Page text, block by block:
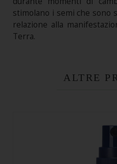
stimolano i semi che sono
relazione alla
Terra.
ALTRE